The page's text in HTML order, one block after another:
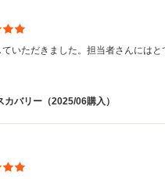
いただきました。担当者さんにはと
バリー（2025/06購入）